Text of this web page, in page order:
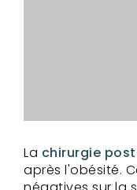
La chirurgie
après l'obésité.